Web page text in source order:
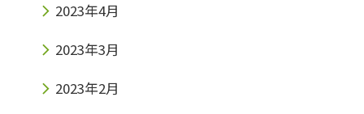
2023年4月
2023年3月
2023年2月